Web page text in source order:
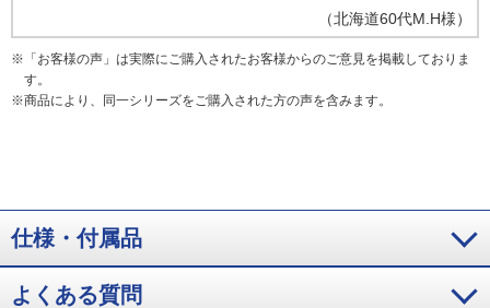
（北海道60代M.H様）
※ 「お客様の声」は実際にご購入されたお客様からのご意見を掲載しておりま
す。
※商品により、同一シリーズをご購入された方の声を含みます。
仕様・付属品
よくある質問